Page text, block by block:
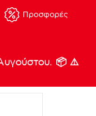
Προσφορές
📦 ⚠️